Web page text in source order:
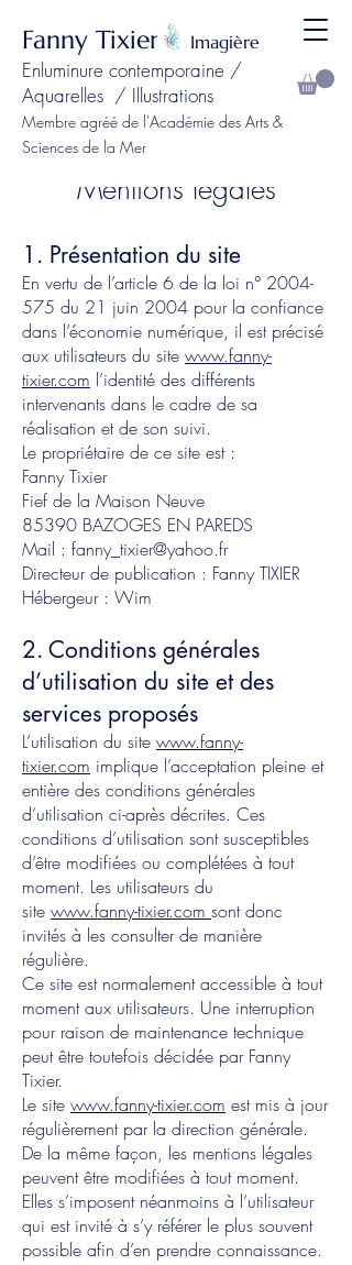
Fanny Tixier Imagière
Enluminure contemporaine /
Aquarelles / Illustrations
Membre agréé de l'Académie des Arts &
Sciences de la Mer
Mentions légales
1. Présentation du site
En vertu de l’article 6 de la loi n° 2004-
575 du 21 juin 2004 pour la confiance
dans l’économie numérique, il est précisé
aux utilisateurs du site www.fanny-
tixier.com l’identité des différents
intervenants dans le cadre de sa
réalisation et de son suivi.
Le propriétaire de ce site est :
Fanny Tixier
Fief de la Maison Neuve
85390 BAZOGES EN PAREDS
Mail : fanny_tixier@yahoo.fr
Directeur de publication : Fanny TIXIER
Hébergeur : Wim
2. Conditions générales
d’utilisation du site et des
services proposés
L’utilisation du site www.fanny-
tixier.com implique l’acceptation pleine et
entière des conditions générales
d’utilisation ci-après décrites. Ces
conditions d’utilisation sont susceptibles
d’être modifiées ou complétées à tout
moment. Les utilisateurs du
site www.fanny-tixier.com sont donc
invités à les consulter de manière
régulière.
Ce site est normalement accessible à tout
moment aux utilisateurs. Une interruption
pour raison de maintenance technique
peut être toutefois décidée par Fanny
Tixier.
Le site www.fanny-tixier.com est mis à jour
régulièrement par la direction générale.
De la même façon, les mentions légales
peuvent être modifiées à tout moment.
Elles s’imposent néanmoins à l’utilisateur
qui est invité à s’y référer le plus souvent
possible afin d’en prendre connaissance.